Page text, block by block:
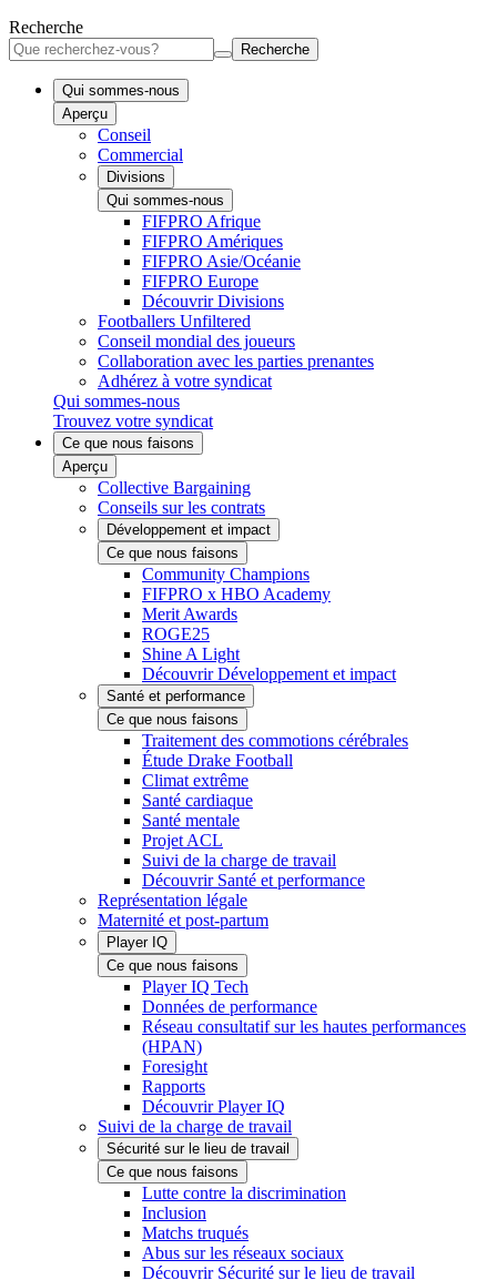
Recherche
Recherche
Qui sommes-nous
Aperçu
Conseil
Commercial
Divisions
Qui sommes-nous
FIFPRO Afrique
FIFPRO Amériques
FIFPRO Asie/Océanie
FIFPRO Europe
Découvrir Divisions
Footballers Unfiltered
Conseil mondial des joueurs
Collaboration avec les parties prenantes
Adhérez à votre syndicat
Qui sommes-nous
Trouvez votre syndicat
Ce que nous faisons
Aperçu
Collective Bargaining
Conseils sur les contrats
Développement et impact
Ce que nous faisons
Community Champions
FIFPRO x HBO Academy
Merit Awards
ROGE25
Shine A Light
Découvrir Développement et impact
Santé et performance
Ce que nous faisons
Traitement des commotions cérébrales
Étude Drake Football
Climat extrême
Santé cardiaque
Santé mentale
Projet ACL
Suivi de la charge de travail
Découvrir Santé et performance
Représentation légale
Maternité et post-partum
Player IQ
Ce que nous faisons
Player IQ Tech
Données de performance
Réseau consultatif sur les hautes performances
(HPAN)
Foresight
Rapports
Découvrir Player IQ
Suivi de la charge de travail
Sécurité sur le lieu de travail
Ce que nous faisons
Lutte contre la discrimination
Inclusion
Matchs truqués
Abus sur les réseaux sociaux
Découvrir Sécurité sur le lieu de travail